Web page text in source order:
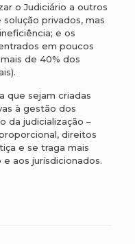
o Judiciário a outros
privados, mas
e os
em poucos
de 40% dos
que sejam criadas
à gestão dos
da judicialização –
direitos
e se traga mais
aos jurisdicionados.